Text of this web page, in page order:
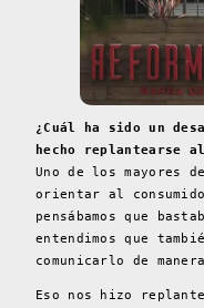
¿Cuál ha sido un
hecho replantearse
Uno de los mayores
orientar al
pensábamos que
entendimos que
comunicarlo de
Eso nos hizo